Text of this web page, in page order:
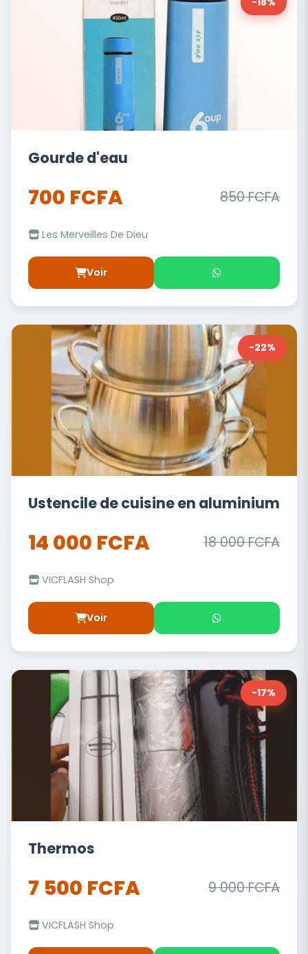
Gourde d'eau
700 FCFA 850 FCFA
Les Merveilles De Dieu
Voir
-22%
Ustencile de cuisine en aluminium
14 000 FCFA 18 000 FCFA
VICFLASH Shop
Voir
-17%
Thermos
7 500 FCFA 9 000 FCFA
VICFLASH Shop